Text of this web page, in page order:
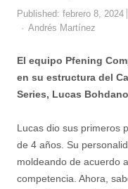
Published: febrero 8, 2024
Author
Andrés Martínez
El equipo Pfening
en su estructura del
Series, Lucas
Lucas dio sus primeros
de 4 años. Su
moldeando de acuerdo
competencia. Ahora,